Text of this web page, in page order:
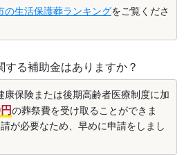
の生活保護葬ランキングをご覧くださ
する補助金はありますか？
康保険または後期高齢者医療制度に加
の葬祭費を受け取ることができま
が必要なため、早めに申請をしまし